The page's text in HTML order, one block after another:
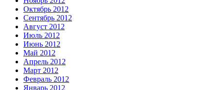
Октябрь 2012
Сентябрь 2012
Август 2012
Июль 2012
Июнь 2012
Май 2012
Апрель 2012
Март 2012
Февраль 2012
Январь 2012